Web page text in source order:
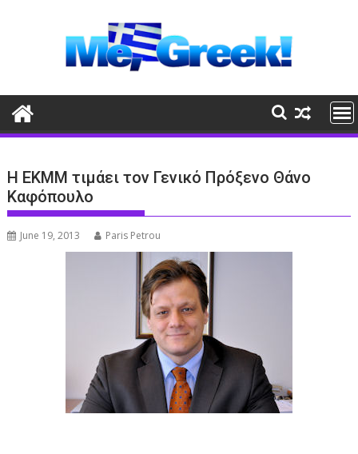
Η ΕΚΜΜ τιμάει τον Γενικό Πρόξενο Θάνο
Καφόπουλο
June 19, 2013 Paris Petrou